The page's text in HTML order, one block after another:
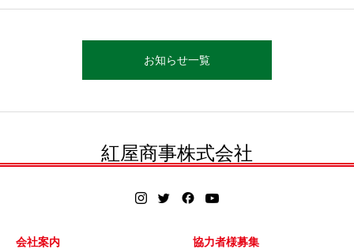
お知らせ一覧
紅屋商事株式会社
会社案内 協力者様募集